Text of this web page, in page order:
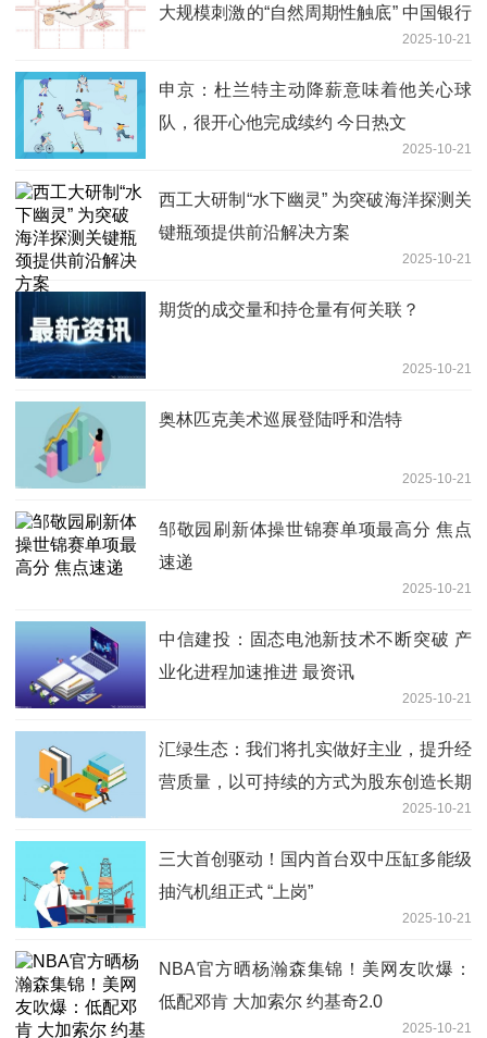
大规模刺激的“自然周期性触底” 中国银行
2025-10-21
申京：杜兰特主动降薪意味着他关心球
队，很开心他完成续约 今日热文
2025-10-21
西工大研制“水下幽灵” 为突破海洋探测关
键瓶颈提供前沿解决方案
2025-10-21
期货的成交量和持仓量有何关联？
2025-10-21
奥林匹克美术巡展登陆呼和浩特
2025-10-21
邹敬园刷新体操世锦赛单项最高分 焦点
速递
2025-10-21
中信建投：固态电池新技术不断突破 产
业化进程加速推进 最资讯
2025-10-21
汇绿生态：我们将扎实做好主业，提升经
营质量，以可持续的方式为股东创造长期
2025-10-21
三大首创驱动！国内首台双中压缸多能级
抽汽机组正式 “上岗”
2025-10-21
NBA官方晒杨瀚森集锦！美网友吹爆：
低配邓肯 大加索尔 约基奇2.0
2025-10-21